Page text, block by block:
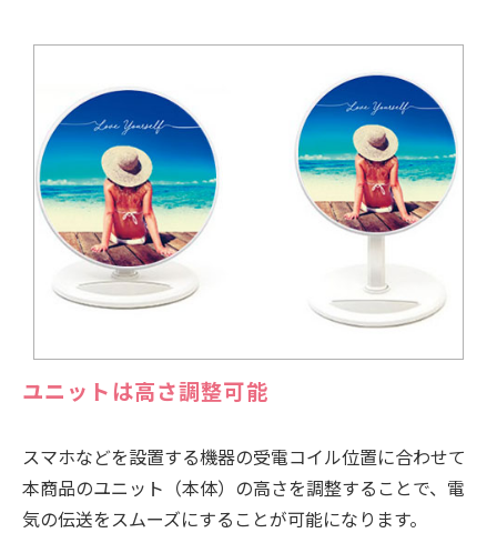
ユニットは高さ調整可能
スマホなどを設置する機器の受電コイル位置に合わせて
本商品のユニット（本体）の高さを調整することで、電
気の伝送をスムーズにすることが可能になります。